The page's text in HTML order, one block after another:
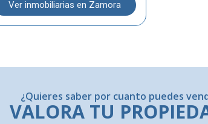
Ver inmobiliarias en Zamora
¿Quieres saber por cuanto puedes
VALORA TU